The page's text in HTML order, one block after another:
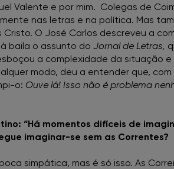
Valente e por mim. Colegas de
nas letras e na política. Mas
O José Carlos descreveu a
baila o assunto do Jornal de Letras,
a complexidade da situação
modo, deu a entender que,
o: Ouve lá! Isso não é problema
“Há momentos difíceis de
imaginar-se sem as Correntes?
simpática, mas é só isso. As